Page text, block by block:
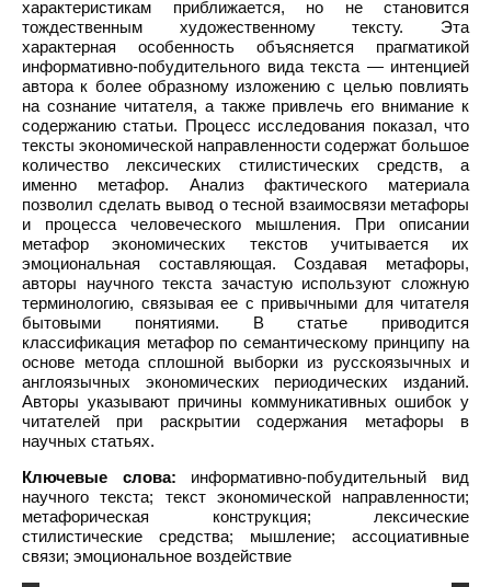
характеристикам приближается, но не становится
тождественным художественному тексту. Эта
характерная особенность объясняется прагматикой
информативно-побудительного вида текста — интенцией
автора к более образному изложению с целью повлиять
на сознание читателя, а также привлечь его внимание к
содержанию статьи. Процесс исследования показал, что
тексты экономической направленности содержат большое
количество лексических стилистических средств, а
именно метафор. Анализ фактического материала
позволил сделать вывод о тесной взаимосвязи метафоры
и процесса человеческого мышления. При описании
метафор экономических текстов учитывается их
эмоциональная составляющая. Создавая метафоры,
авторы научного текста зачастую используют сложную
терминологию, связывая ее с привычными для читателя
бытовыми понятиями. В статье приводится
классификация метафор по семантическому принципу на
основе метода сплошной выборки из русскоязычных и
англоязычных экономических периодических изданий.
Авторы указывают причины коммуникативных ошибок у
читателей при раскрытии содержания метафоры в
научных статьях.
Ключевые слова: информативно-побудительный вид
научного текста; текст экономической направленности;
метафорическая конструкция; лексические
стилистические средства; мышление; ассоциативные
связи; эмоциональное воздействие